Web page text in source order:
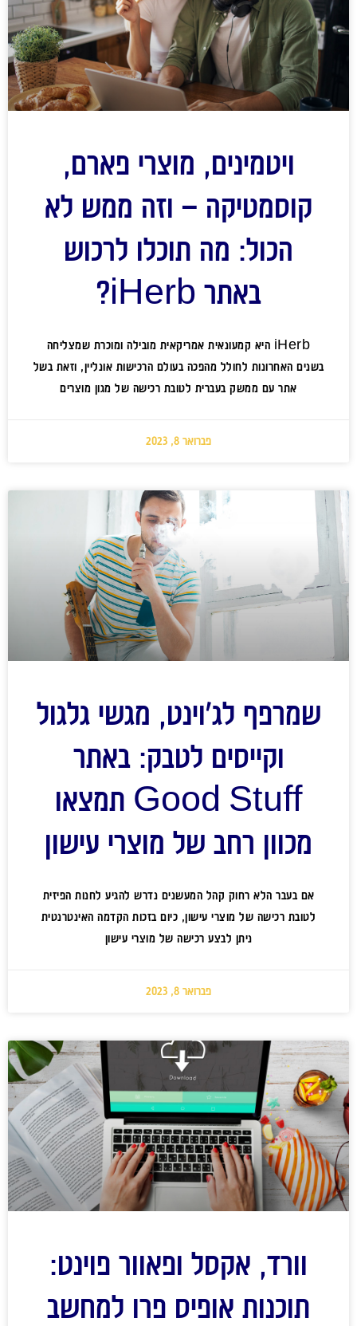
ויטמינים, מוצרי פארם,
קוסמטיקה – וזה ממש לא
הכול: מה תוכלו לרכוש
באתר iHerb?
iHerb היא קמעונאית אמריקאית מובילה ומוכרת שמצליחה
בשנים האחרונות לחולל מהפכה בעולם הרכישות אונליין, וזאת בשל
אתר עם ממשק בעברית לטובת רכישה של מגון מוצרים
פברואר 8, 2023
שמרפף לג'וינט, מגשי גלגול
וקייסים לטבק: באתר
Good Stuff תמצאו
מכוון רחב של מוצרי עישון
אם בעבר הלא רחוק קהל המעשנים נדרש להגיע לחנות הפיזית
לטובת רכישה של מוצרי עישון, כיום בזכות הקדמה האינטרנטית
ניתן לבצע רכישה של מוצרי עישון
פברואר 8, 2023
וורד, אקסל ופאוור פוינט:
תוכנות אופיס פרו למחשב